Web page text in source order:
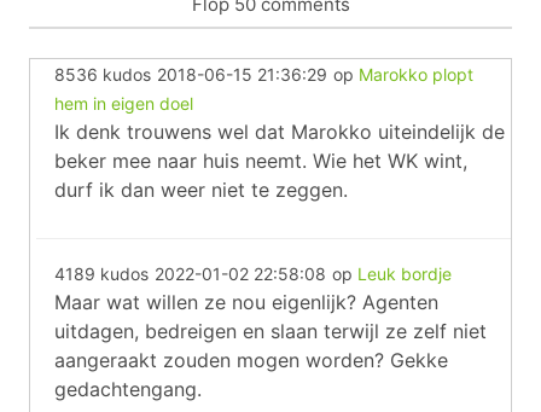
8536 kudos 2018-06-15 21:36:29 op Marokko plopt
hem in eigen doel
Ik denk trouwens wel dat Marokko uiteindelijk de
beker mee naar huis neemt. Wie het WK wint,
durf ik dan weer niet te zeggen.
4189 kudos 2022-01-02 22:58:08 op Leuk bordje
Maar wat willen ze nou eigenlijk? Agenten
uitdagen, bedreigen en slaan terwijl ze zelf niet
aangeraakt zouden mogen worden? Gekke
gedachtengang.